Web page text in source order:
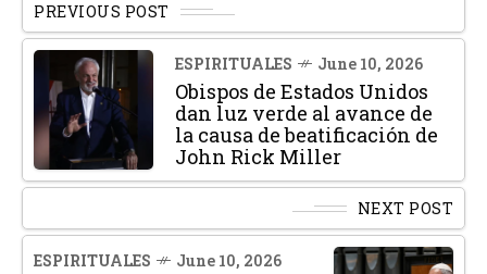
PREVIOUS POST
ESPIRITUALES June 10, 2026
Obispos de Estados Unidos
dan luz verde al avance de
la causa de beatificación de
John Rick Miller
NEXT POST
ESPIRITUALES June 10, 2026